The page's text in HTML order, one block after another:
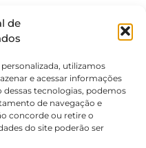
de
utilizamos
e acessar informações
tecnologias, podemos
de navegação e
concorde ou retire o
do site poderão ser
elétrica e smart home.
55.267.682/0001-95